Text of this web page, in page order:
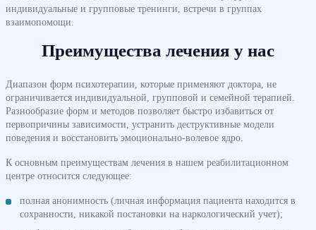
индивидуальные и групповые тренинги, встречи в группах
взаимопомощи.
Преимущества лечения у нас
Диапазон форм психотерапии, которые применяют доктора, не
ограничивается индивидуальной, групповой и семейной терапией.
Разнообразие форм и методов позволяет быстро избавиться от
первопричины зависимости, устранить деструктивные модели
поведения и восстановить эмоционально-волевое ядро.
К основным преимуществам лечения в нашем реабилитационном
центре относится следующее:
полная анонимность (личная информация пациента находится в
сохранности, никакой постановки на наркологический учет);